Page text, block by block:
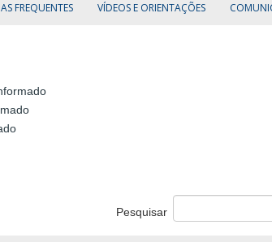
FREQUENTES VÍDEOS E ORIENTAÇÕES
Pesquisar